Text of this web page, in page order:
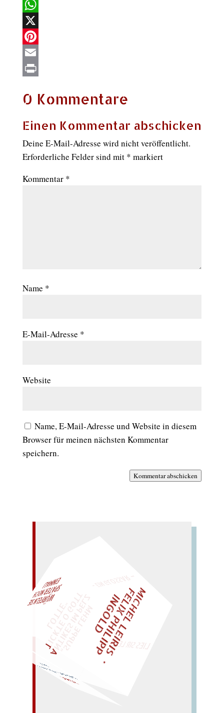
Facebook
WhatsApp
X
Pinterest
Email
0 Kommentare
Einen Kommentar abschicken
Deine E-Mail-Adresse wird nicht veröffentlicht.
Erforderliche Felder sind mit * markiert
Kommentar *
Name *
E-Mail-Adresse *
Website
Name, E-Mail-Adresse und Website in diesem
Browser für meinen nächsten Kommentar
speichern.
Kommentar abschicken
„
S
U
P
P
E
L
E
H
M
A
N
T
I
K
E
S
I
M
P
E
L
Z
T
I
C
K
T
E
O
G
O
T
T
L
O
T
T
E
VENUS
(
weh uns!). – Nun, wessen
Nuss?
M
I
C
H
E
L
L
E
I
R
I
S
・
F
E
L
I
X
P
H
I
L
I
P
P
I
N
G
O
L
D LIES SIR LEIRIS LEIS
AL!